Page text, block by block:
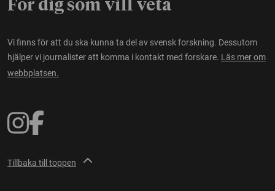
För dig som vill veta
Vi finns för att du ska kunna ta del av svensk forskning. Dessutom
hjälper vi journalister att komma i kontakt med forskare. Läs mer om
webbplatsen.
Tillbaka till toppen